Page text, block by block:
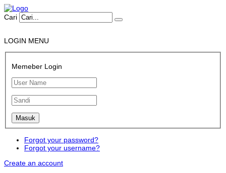
Cari
LOGIN MENU
Memeber Login
Forgot your password?
Forgot your username?
Create an account